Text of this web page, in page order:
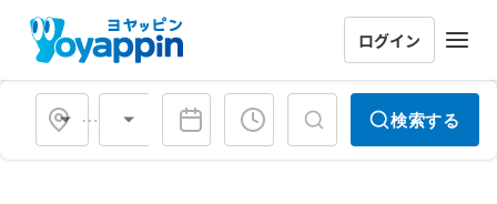
ログイン
会場タイプ 検索する